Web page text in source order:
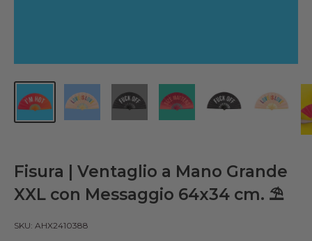
Fisura | Ventaglio a Mano Grande
XXL con Messaggio 64x34 cm. ⛱️
SKU: AHX2410388